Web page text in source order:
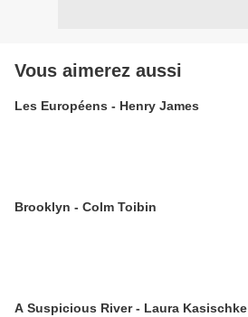
Vous aimerez aussi
Les Européens - Henry James
Brooklyn - Colm Toibin
A Suspicious River - Laura Kasischke